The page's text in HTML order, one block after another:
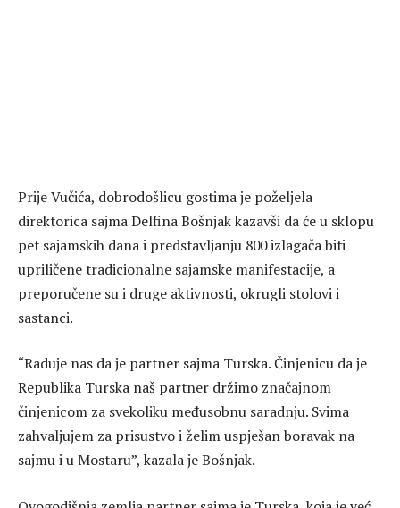
Prije Vučića, dobrodošlicu gostima je poželjela
direktorica sajma Delfina Bošnjak kazavši da će u sklopu
pet sajamskih dana i predstavljanju 800 izlagača biti
upriličene tradicionalne sajamske manifestacije, a
preporučene su i druge aktivnosti, okrugli stolovi i
sastanci.
“Raduje nas da je partner sajma Turska. Činjenicu da je
Republika Turska naš partner držimo značajnom
činjenicom za svekoliku međusobnu saradnju. Svima
zahvaljujem za prisustvo i želim uspješan boravak na
sajmu i u Mostaru”, kazala je Bošnjak.